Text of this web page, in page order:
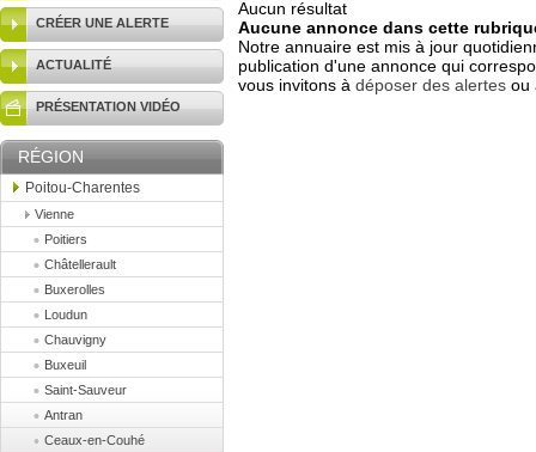
CRÉER UNE ALERTE
ACTUALITÉ
PRÉSENTATION VIDÉO
RÉGION
Poitou-Charentes
Vienne
Poitiers
Châtellerault
Buxerolles
Loudun
Chauvigny
Buxeuil
Saint-Sauveur
Antran
Ceaux-en-Couhé
Aucun résultat
Aucune annonce dans cette
Notre annuaire est mis à jour
publication d'une annonce qui
vous invitons à déposer des alertes ou